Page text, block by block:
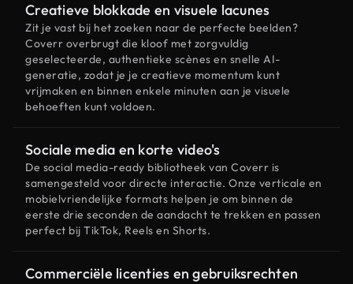
Creatieve blokkade en visuele lacunes
Zit je vast bij het zoeken naar de perfecte beelden?
Coverr overbrugt die kloof met zorgvuldig
geselecteerde, authentieke scènes en snelle AI-
generatie, zodat je je creatieve momentum kunt
vrijmaken en binnen enkele minuten aan je visuele
behoeften kunt voldoen.
Sociale media en korte video's
De social media-ready bibliotheek van Coverr is
samengesteld voor directe interactie. Onze verticale en
mobielvriendelijke formats helpen je om binnen de
eerste drie seconden de aandacht te trekken en passen
perfect bij TikTok, Reels en Shorts.
Commerciële licenties en gebruiksrechten